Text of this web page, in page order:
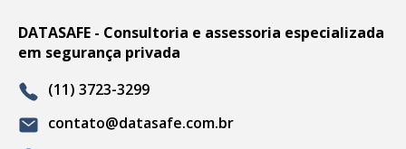
DATASAFE - Consultoria e assessoria especializada
em segurança privada
(11) 3723-3299
contato@datasafe.com.br